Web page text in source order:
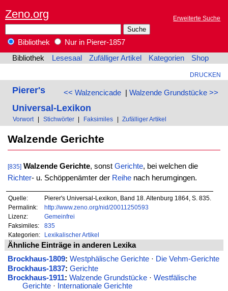
Zeno.org Erweiterte Suche
Bibliothek
Nur in Pierer-1857
Bibliothek
Lesesaal Zufälliger Artikel Kategorien Shop
DRUCKEN
<< Walzencicade| Walzende Grundstücke >>
Pierer's
Universal-Lexikon
Vorwort | Stichwörter | Faksimiles | Zufälliger Artikel
Walzende Gerichte
[835] Walzende Gerichte, sonst Gerichte, bei welchen die
Richter- u. Schöppenämter der Reihenach herumgingen.
Quelle:
Pierer's Universal-Lexikon, Band 18. Altenburg 1864, S. 835.
Permalink:
http://www.zeno.org/nid/20011250593
Lizenz:
Gemeinfrei
Faksimiles:
835
Kategorien:
Lexikalischer Artikel
Ähnliche Einträge in anderen Lexika
Brockhaus-1809: Westphälische Gerichte· Die Vehm-Gerichte
Brockhaus-1837: Gerichte
Brockhaus-1911: Walzende Grundstücke· Westfälische
Gerichte·
Internationale Gerichte